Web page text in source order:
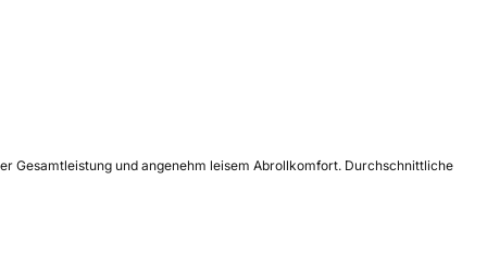
Gesamtleistung und angenehm leisem Abrollkomfort. Durchschnittliche